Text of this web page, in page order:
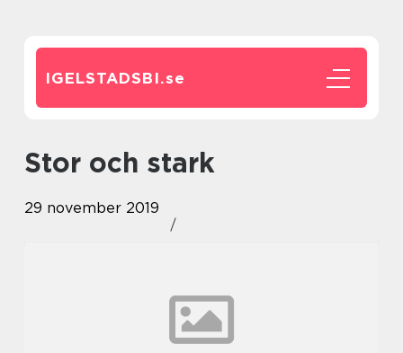
IGELSTADSBI.se
Stor och stark
29 november 2019